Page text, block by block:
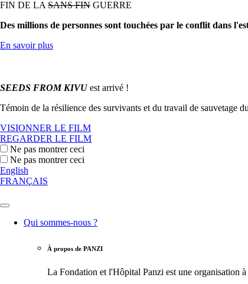
FIN DE LA SANS FIN GUERRE
Des millions de personnes sont touchées par le conflit dans
En savoir plus
SEEDS FROM KIVUest arrivé !
Témoin de la résilience des survivants et du travail de sauvetage
VISIONNER LE FILM
REGARDER LE FILM
Ne pas montrer ceci
Ne pas montrer ceci
English
FRANÇAIS
Qui sommes-nous ?
À propos de PANZI
La Fondation et l'Hôpital Panzi est une organisation